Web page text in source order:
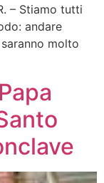
– Stiamo tutti
andare
molto